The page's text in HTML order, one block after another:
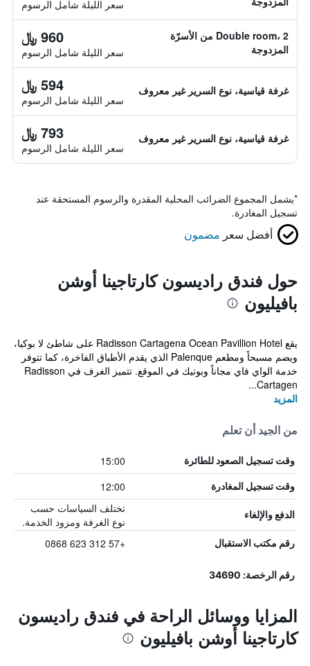
سعر الليلة شامل الرسوم
Double room، 2 من الأسرّة
المزدوجة
960 ﷼
سعر الليلة شامل الرسوم
غرفة قياسية، نوع السرير غير معروف 594 ﷼
سعر الليلة شامل الرسوم
غرفة قياسية، نوع السرير غير معروف 793 ﷼
سعر الليلة شامل الرسوم
*يشمل المجموع الضرائب المحلية المقدرة والرسوم المستحقة عند
تسجيل المغادرة.
أفضل سعر مضمون
حول فندق راديسون كارتاجينا أوشن
بافيليون
يقع Radisson Cartagena Ocean Pavillion Hotel على شاطئ لا بوكيا،
ويضم مسبحاً ومطعم Palenque الذي يقدم الأطباق الفاخرة، كما تتوفر
خدمة الواي فاي مجاناً وبوتيك في الموقع. تتميز الغرف في Radisson
Cartagen...
المزيد
من الجيد أن تعلم
وقت تسجيل الصعود للطائرة 15:00
وقت تسجيل المغادرة 12:00
الدفع والإلغاء
تختلف السياسات حسب
نوع الغرفة ومزود الخدمة.
رقم مكتب الاستقبال +57 312 623 0868
رقم الرخصة: 34690
المزايا ووسائل الراحة في فندق راديسون
كارتاجينا أوشن بافيليون